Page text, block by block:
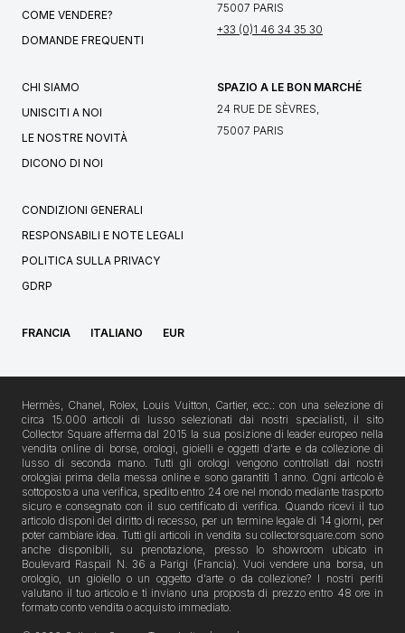
COME VENDERE?
DOMANDE FREQUENTI
75007 PARIS
+33 (0)1 46 34 35 30
CHI SIAMO
UNISCITI A NOI
LE NOSTRE NOVITÀ
DICONO DI NOI
SPAZIO A LE BON MARCHÉ
24 RUE DE SÈVRES,
75007 PARIS
CONDIZIONI GENERALI
RESPONSABILI E NOTE LEGALI
POLITICA SULLA PRIVACY
GDRP
FRANCIA ITALIANO EUR
Hermès, Chanel, Rolex, Louis Vuitton, Cartier, ecc.: con una selezione di
circa 15.000 articoli di lusso selezionati dai nostri specialisti, il sito
Collector Square afferma dal 2015 la sua posizione di leader europeo nella
vendita online di borse, orologi, gioielli e oggetti d'arte e da collezione di
lusso di seconda mano. Tutti gli orologi vengono controllati dai nostri
orologiai prima della messa online e sono garantiti 1 anno. Ogni articolo è
sottoposto a una verifica, spedito entro 24 ore nel mondo mediante trasporto
sicuro e consegnato con il suo certificato di verifica. Quando ricevi il tuo
articolo disponi del diritto di recesso, per un termine legale di 14 giorni, per
poter cambiare idea. Tutti gli articoli in vendita su collectorsquare.com sono
anche disponibili, su prenotazione, presso lo showroom ubicato in
Boulevard Raspail N. 36 a Parigi (Francia). Vuoi vendere una borsa, un
orologio, un gioiello o un oggetto d'arte o da collezione? I nostri periti
valutano il tuo articolo e ti inviano una proposta di prezzo entro 48 ore in
formato conto vendita o acquisto immediato.